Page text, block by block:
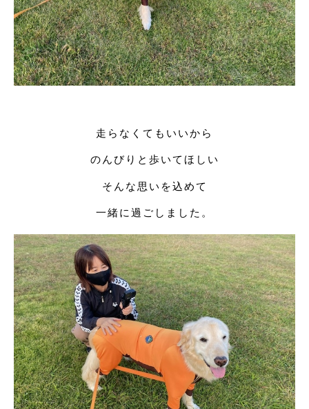
走らなくてもいいから
のんびりと歩いてほしい
そんな思いを込めて
一緒に過ごしました。